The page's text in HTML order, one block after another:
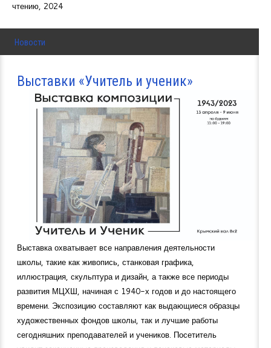
чтению, 2024
Новости
Выставки «Учитель и ученик»
Выставка охватывает все направления деятельности
школы, такие как живопись, станковая графика,
иллюстрация, скульптура и дизайн, а также все периоды
развития МЦХШ, начиная с 1940-х годов и до настоящего
времени. Экспозицию составляют как выдающиеся образцы
художественных фондов школы, так и лучшие работы
сегодняшних преподавателей и учеников. Посетитель